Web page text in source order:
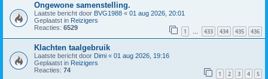
Ongewone samenstelling.
Laatste bericht door BVG1988 « 01 aug 2026, 20:01
Geplaatst in Reizigers
Reacties: 6529 1 … 433 434 435 436
Klachten taalgebruik
Laatste bericht door Dimi « 01 aug 2026, 19:16
Geplaatst in Reizigers
Reacties: 74 1 2 3 4 5